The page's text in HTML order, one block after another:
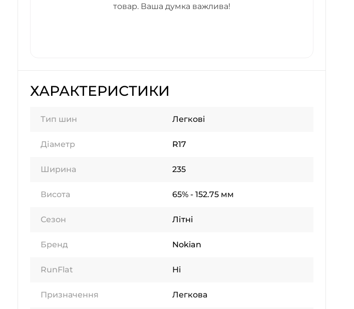
товар. Ваша думка важлива!
ХАРАКТЕРИСТИКИ
Тип шин Легкові
Діаметр R17
Ширина 235
Висота 65% - 152.75 мм
Сезон Літні
Бренд Nokian
RunFlat Ні
Призначення Легкова